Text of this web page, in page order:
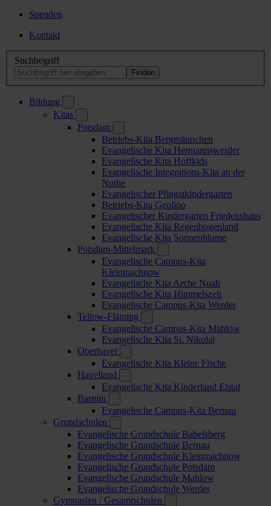
Spenden
Kontakt
Suchbegriff
Bildung
Kitas
Potsdam
Betriebs-Kita Bergmännchen
Evangelische Kita Hermannswerder
Evangelische Kita Hoffkids
Evangelische Integrations-Kita an der
Nuthe
Evangelischer Pfingstkindergarten
Betriebs-Kita Geolino
Evangelischer Kindergarten Friedenshaus
Evangelische Kita Regenbogenland
Evangelische Kita Sonnenblume
Potsdam-Mittelmark
Evangelische Campus-Kita
Kleinmachnow
Evangelische Kita Arche Noah
Evangelische Kita Himmelszelt
Evangelische Campus-Kita Werder
Teltow-Fläming
Evangelische Campus-Kita Mahlow
Evangelische Kita St. Nikolai
Oberhavel
Evangelische Kita Kleine Fische
Havelland
Evangelische Kita Kinderland Elstal
Barnim
Evangelische Campus-Kita Bernau
Grundschulen
Evangelische Grundschule Babelsberg
Evangelische Grundschule Bernau
Evangelische Grundschule Kleinmachnow
Evangelische Grundschule Potsdam
Evangelische Grundschule Mahlow
Evangelische Grundschule Werder
Gymnasien / Gesamtschulen